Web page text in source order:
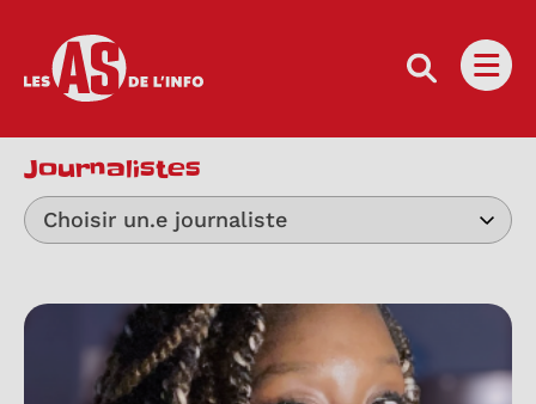
Les as de l'info
Journalistes
Choisir un.e journaliste